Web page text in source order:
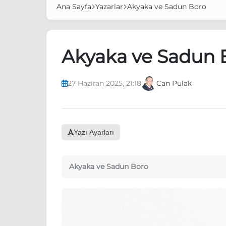
Ana Sayfa Yazarlar Akyaka ve Sadun Boro
Akyaka ve Sadun
27 Haziran 2025, 21:18 Can Pulak
Yazı Ayarları
Akyaka ve Sadun Boro